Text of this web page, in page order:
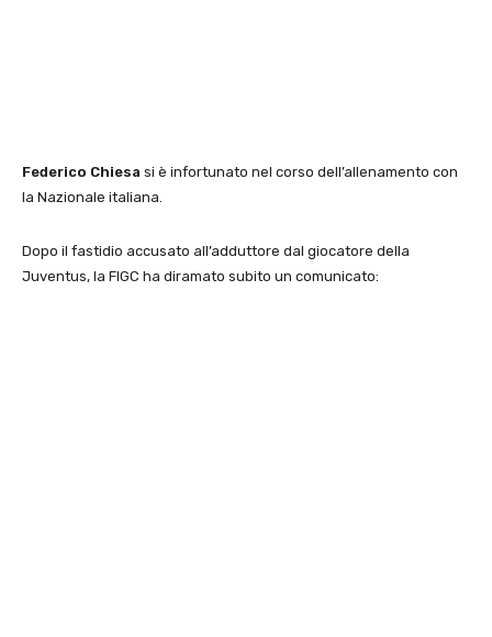
Federico Chiesa si è infortunato nel corso dell’allenamento con
la Nazionale italiana.
Dopo il fastidio accusato all’adduttore dal giocatore della
Juventus, la FIGC ha diramato subito un comunicato: